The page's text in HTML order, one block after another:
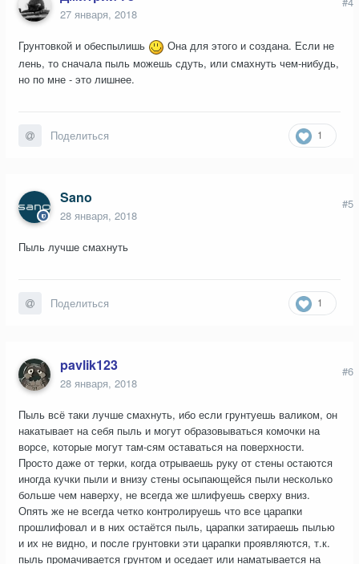
27 января, 2018
Грунтовкой и обеспылишь
Она для этого и создана. Если не
лень, то сначала пыль можешь сдуть, или смахнуть чем-нибудь,
но по мне - это лишнее.
1
Поделиться
Sano
28 января, 2018
#5
Пыль лучше смахнуть
1
Поделиться
pavlik123
28 января, 2018
#6
Пыль всё таки лучше смахнуть, ибо если грунтуешь валиком, он
накатывает на себя пыль и могут образовываться комочки на
ворсе, которые могут там-сям оставаться на поверхности.
Просто даже от терки, когда отрываешь руку от стены остаются
иногда кучки пыли и внизу стены осыпающейся пыли несколько
больше чем наверху, не всегда же шлифуешь сверху вниз.
Опять же не всегда четко контролируешь что все царапки
прошлифовал и в них остаётся пыль, царапки затираешь пылью
и их не видно, и после грунтовки эти царапки проявляются, т.к.
пыль промачивается грунтом и оседает или наматывается на